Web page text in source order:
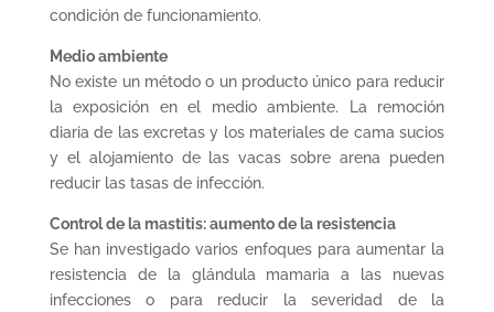
condición de funcionamiento.
Medio ambiente
No existe un método o un producto único para reducir
la exposición en el medio ambiente. La remoción
diaria de las excretas y los materiales de cama sucios
y el alojamiento de las vacas sobre arena pueden
reducir las tasas de infección.
Control de la mastitis: aumento de la resistencia
Se han investigado varios enfoques para aumentar la
resistencia de la glándula mamaria a las nuevas
infecciones o para reducir la severidad de la